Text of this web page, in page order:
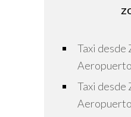
Taxi desde
Taxi desde